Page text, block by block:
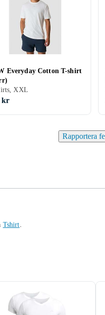
Everyday Cotton T-shirt
XXL
kr
Rapportera
Tshirt.